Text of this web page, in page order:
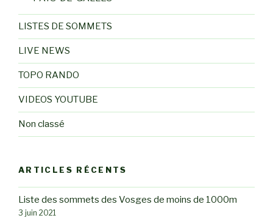
LISTES DE SOMMETS
LIVE NEWS
TOPO RANDO
VIDEOS YOUTUBE
Non classé
ARTICLES RÉCENTS
Liste des sommets des Vosges de moins de 1000m
3 juin 2021